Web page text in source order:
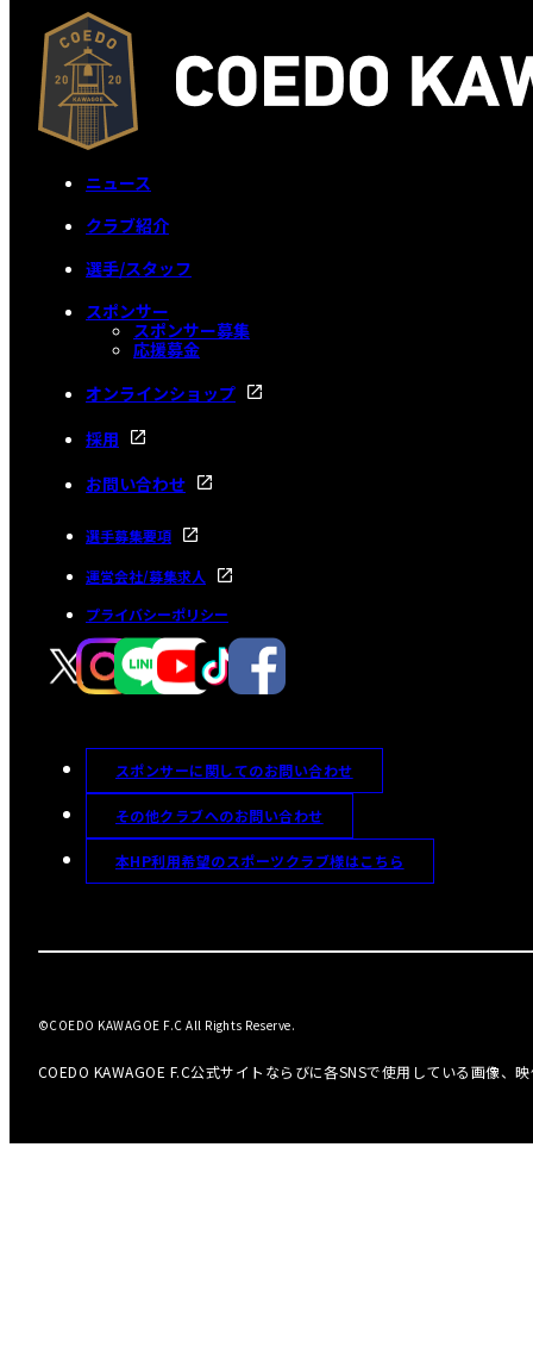
ニュース
クラブ紹介
選手/スタッフ
スポンサー
スポンサー募集
応援募金
オンラインショップ
採用
お問い合わせ
選手募集要項
運営会社/募集求人
プライバシーポリシー
スポンサーに関してのお問い合わせ
その他クラブへのお問い合わせ
本HP利用希望のスポーツクラブ様はこちら
COEDO KAWAGOE F.C公式サイトならびに各SNSで使用している画像、
©COEDO KAWAGOE F.C All Rights Reserve.